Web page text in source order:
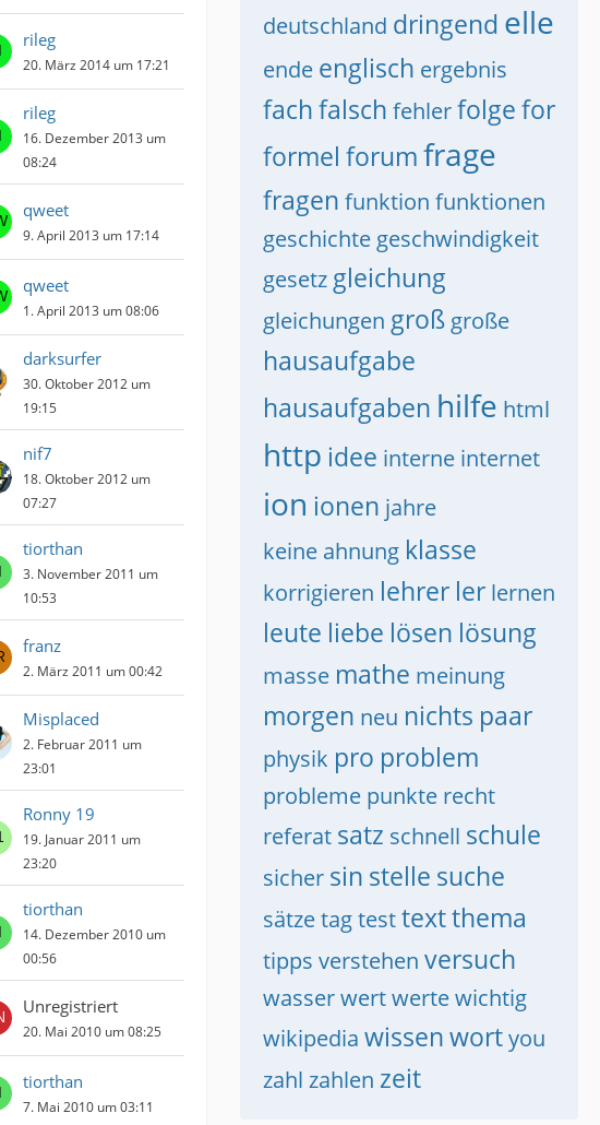
rileg
20. März 2014 um 17:21
rileg
16. Dezember 2013 um
08:24
qweet
9. April 2013 um 17:14
qweet
1. April 2013 um 08:06
darksurfer
30. Oktober 2012 um
19:15
nif7
18. Oktober 2012 um
07:27
tiorthan
3. November 2011 um
10:53
franz
2. März 2011 um 00:42
Misplaced
2. Februar 2011 um
23:01
Ronny 19
19. Januar 2011 um
23:20
tiorthan
14. Dezember 2010 um
00:56
Unregistriert
20. Mai 2010 um 08:25
tiorthan
7. Mai 2010 um 03:11
deutschland dringend elle
ende englisch ergebnis
fachfalsch fehlerfolgefor
formel forumfrage
fragen funktion funktionen
geschichte geschwindigkeit
gesetz gleichung
gleichungen groß große
hausaufgabe
hausaufgaben hilfe html
http idee interne internet
ion ionen jahre
keine ahnung klasse
korrigieren lehrer ler lernen
leute liebe lösen lösung
masse mathe meinung
morgen neu nichts paar
physik pro problem
probleme punkte recht
referat satz schnell schule
sicher sin stelle suche
sätzetagtesttextthema
tipps verstehen versuch
wasserwertwertewichtig
wikipedia wissenwortyou
zahl zahlen zeit